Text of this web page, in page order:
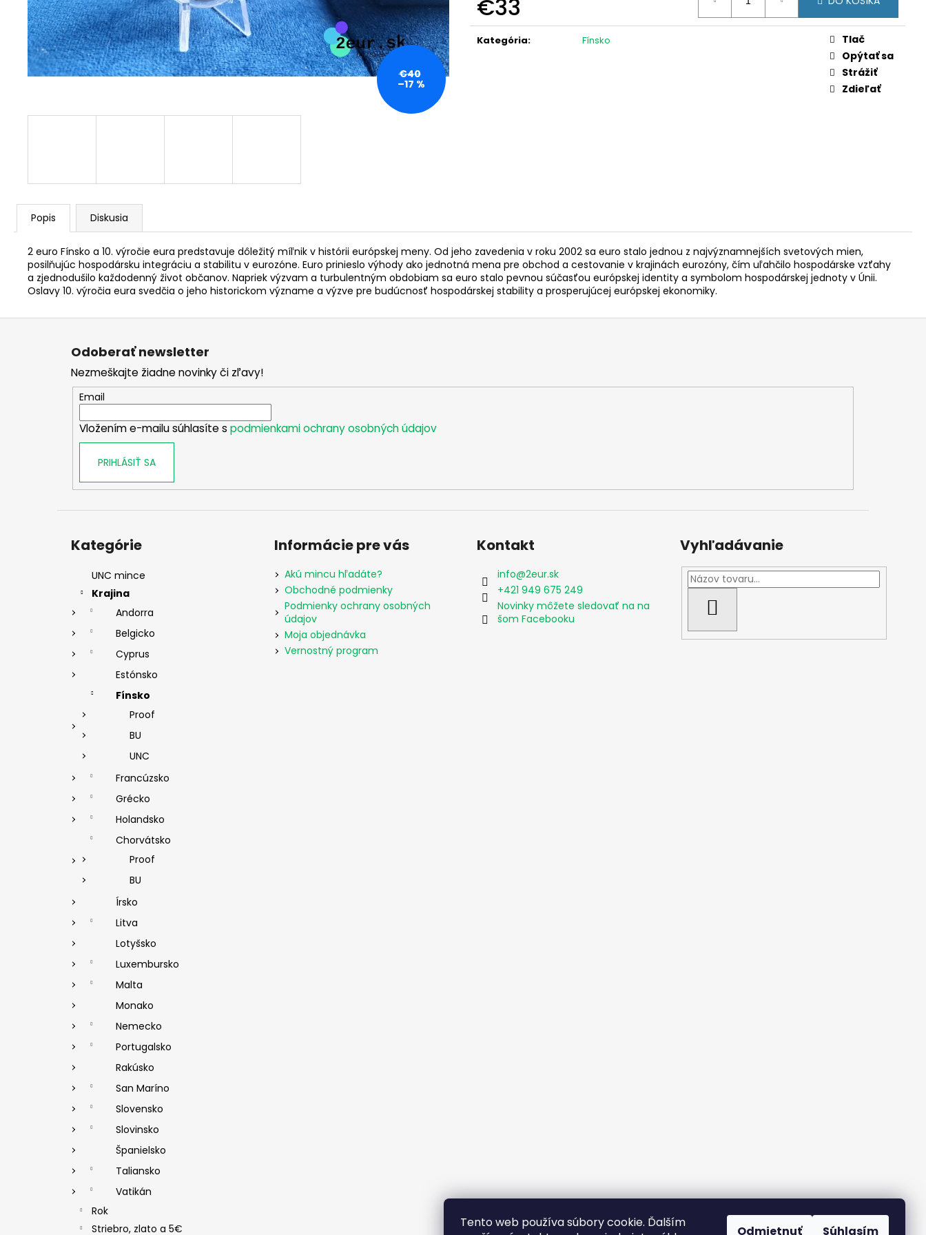
Tento web používa súbory cookie. Ďalším
Odmietnuť Súhlasím
€33
Jednotková
cena:
Kategória: Fínsko
Tlač
Opýtať sa
Strážiť
Zdieľať
€40
–17 %
Popis Diskusia
2 euro Fínsko a 10. výročie eura predstavuje dôležitý míľnik v histórii európskej meny. Od jeho zavedenia v roku 2002 sa euro stalo jednou z najvýznamnejších svetových mien,
posilňujúc hospodársku integráciu a stabilitu v eurozóne. Euro prinieslo výhody ako jednotná mena pre obchod a cestovanie v krajinách eurozóny, čím uľahčilo hospodárske vzťahy
a zjednodušilo každodenný život občanov. Napriek výzvam a turbulentným obdobiam sa euro stalo pevnou súčasťou európskej identity a symbolom hospodárskej jednoty v Únii.
Oslavy 10. výročia eura svedčia o jeho historickom význame a výzve pre budúcnosť hospodárskej stability a prosperujúcej európskej ekonomiky.
€3,50
€24,50
Z
Odoberať newsletter
Nezmeškajte žiadne novinky či zľavy!
Email
Vložením e-mailu súhlasíte s podmienkami ochrany osobných údajov
PRIHLÁSIŤ SA
kategórie
Kategórie
UNC mince
Krajina
Andorra
Belgicko
Cyprus
Estónsko
Fínsko
Proof
BU
UNC
Francúzsko
Grécko
Holandsko
Chorvátsko
Proof
BU
Írsko
Litva
Lotyšsko
Luxembursko
Malta
Monako
Nemecko
Portugalsko
Rakúsko
San Maríno
Slovensko
Slovinsko
Španielsko
Taliansko
Vatikán
Rok
Striebro, zlato a 5€
Informácie pre vás
Akú mincu hľadáte?
Obchodné podmienky
Podmienky ochrany osobných
údajov
Moja objednávka
Vernostný program
Kontakt
info@2eur.sk
+421 949 675 249
Novinky môžete sledovať na na
šom Facebooku
Vyhľadávanie